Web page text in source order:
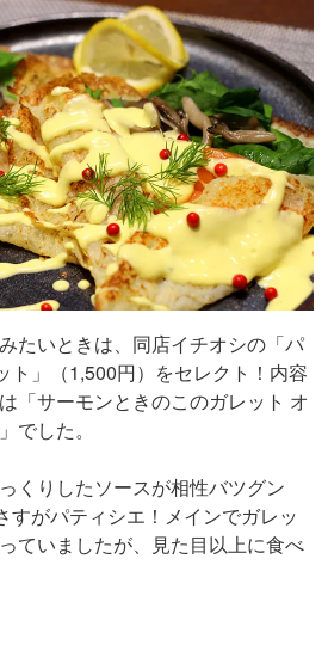
たいときは、同店イチオシの「パ
ト」（1,500円）をセレクト！内容
「サーモンときのこのガレット オ
でした。
くりしたソースが相性バツグン
すがパティシエ！メインでガレッ
ていましたが、見た目以上に食べ